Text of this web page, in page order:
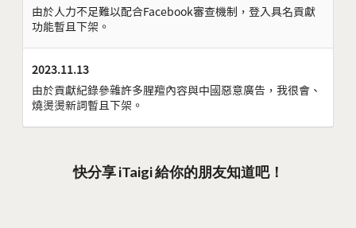
由於人力不足難以配合Facebook審查機制，登入具名貢獻
功能暫且下架。
2023.11.13
由於貢獻紀錄參雜許多腥羶內容與中國惡意廣告，我很會、
燒燙燙新詞暫且下架。
快分享 iTaigi 給你的朋友知道吧！